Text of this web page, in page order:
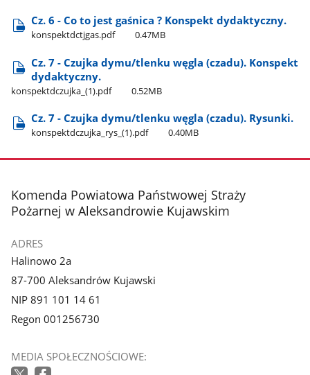
Cz. 6 - Co to jest gaśnica ? Konspekt dydaktyczny.
konspektdctjgas.pdf 0.47MB
Cz. 7 - Czujka dymu/tlenku węgla (czadu). Konspekt
dydaktyczny.
konspektdczujka​_(1).pdf 0.52MB
Cz. 7 - Czujka dymu/tlenku węgla (czadu). Rysunki.
konspektdczujka​_rys​_(1).pdf 0.40MB
stopka
Komenda Powiatowa Państwowej Straży
Pożarnej w Aleksandrowie Kujawskim
ADRES
Halinowo 2a
87-700 Aleksandrów Kujawski
NIP 891 101 14 61
Regon 001256730
MEDIA SPOŁECZNOŚCIOWE: